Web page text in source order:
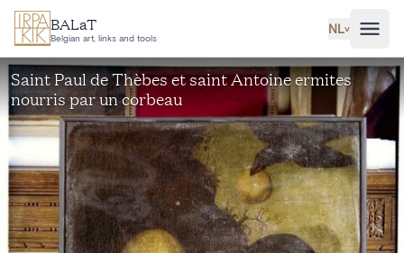
Ga naar hoofdinhoud
BALaT
Belgian art, links and tools
NL˅
Saint Paul de Thèbes et saint Antoine ermites
nourris par un corbeau